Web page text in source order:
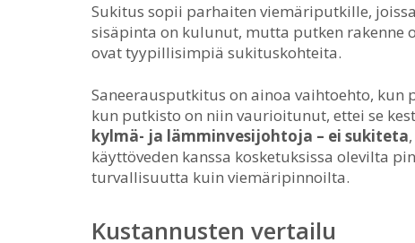
Sukitus sopii parhaiten viemäriputkille,
sisäpinta on kulunut, mutta putken rakenne
ovat tyypillisimpiä sukituskohteita.
Saneerausputkitus on ainoa vaihtoehto,
kun putkisto on niin vaurioitunut, ettei se
kylmä- ja lämminvesijohtoja – ei sukiteta
käyttöveden kanssa kosketuksissa olevilta
turvallisuutta kuin viemäripinnoilta.
Kustannusten vertailu